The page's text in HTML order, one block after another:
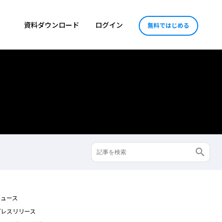
資料ダウンロード ログイン 無料ではじめる
ース
スリリース